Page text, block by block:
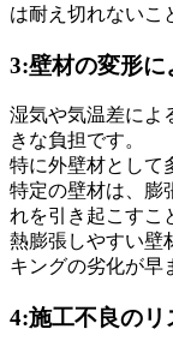
は耐え切れないこ
3:壁材の変形に
湿気や気温差によ
きな負担です。
特に外壁材として
特定の壁材は、膨
れを引き起こすこ
熱膨張しやすい壁
キングの劣化が早
4:施工不良のリ